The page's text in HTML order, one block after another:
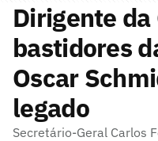
Dirigente
bastidores
Oscar
legado
Secretário-Geral Carlos